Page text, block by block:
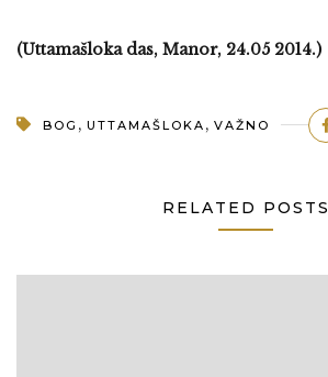
(Uttamašloka das, Manor, 24.05 2014.)
BOG , UTTAMAŠLOKA , VAŽNO
RELATED POSTS